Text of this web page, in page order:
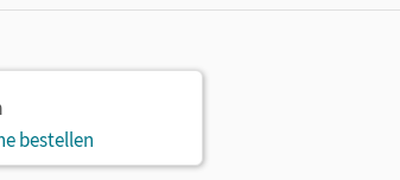
bestellen